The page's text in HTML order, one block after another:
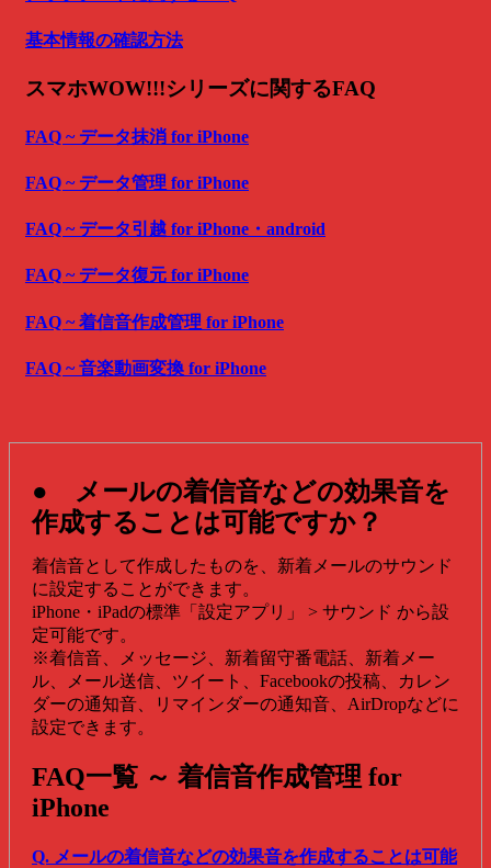
基本情報の確認方法
スマホWOW!!!シリーズに関するFAQ
FAQ ~ データ抹消 for iPhone
FAQ ~ データ管理 for iPhone
FAQ ~ データ引越 for iPhone・android
FAQ ~ データ復元 for iPhone
FAQ ~ 着信音作成管理 for iPhone
FAQ ~ 音楽動画変換 for iPhone
● メールの着信音などの効果音を
作成することは可能ですか？
着信音として作成したものを、新着メールのサウンド
に設定することができます。
iPhone・iPadの標準「設定アプリ」 > サウンド から設
定可能です。
※着信音、メッセージ、新着留守番電話、新着メー
ル、メール送信、ツイート、Facebookの投稿、カレン
ダーの通知音、リマインダーの通知音、AirDropなどに
設定できます。
FAQ一覧 ～ 着信音作成管理 for
iPhone
Q. メールの着信音などの効果音を作成することは可能